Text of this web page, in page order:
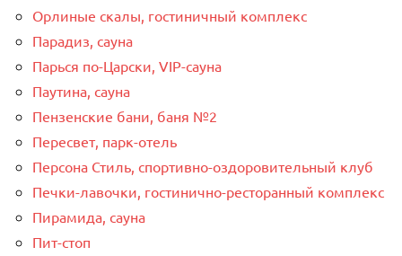
Орлиные скалы, гостиничный комплекс
Парадиз, сауна
Парься по-Царски, VIP-сауна
Паутина, сауна
Пензенские бани, баня №2
Пересвет, парк-отель
Персона Стиль, спортивно-оздоровительный клуб
Печки-лавочки, гостинично-ресторанный комплекс
Пирамида, сауна
Пит-стоп